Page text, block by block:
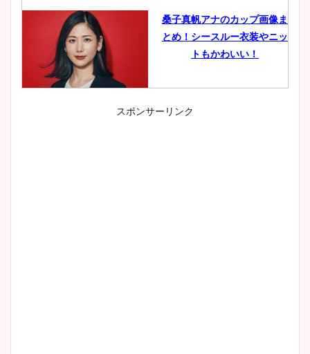
桑子真帆アナのカップ画像ま
とめ！シースルー衣装やニッ
トもかわいい！
小室瑛莉子のカップ画像まと
スポンサーリンク